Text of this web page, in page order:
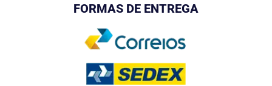
FORMAS DE ENTREGA